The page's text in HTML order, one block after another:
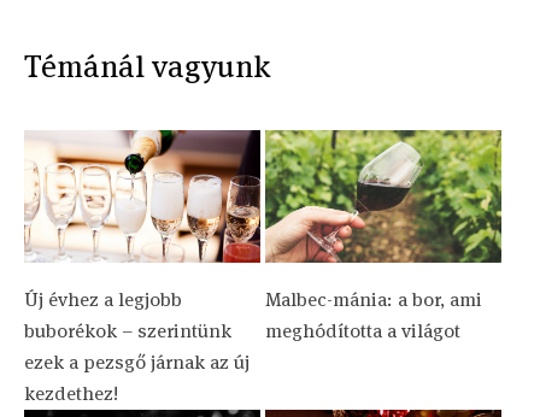
Témánál vagyunk
Új évhez a legjobb
buborékok – szerintünk
ezek a pezsgő járnak az új
kezdethez!
Malbec-mánia: a bor, ami
meghódította a világot